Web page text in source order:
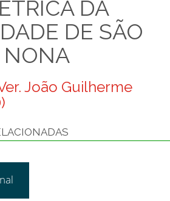
DA
DE SÃO
NONA
João Guilherme